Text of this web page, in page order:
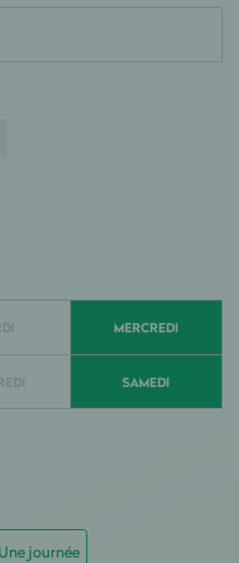
MERCREDI
SAMEDI
Une journée